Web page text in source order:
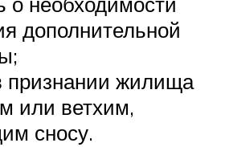
дополнительной
признании жилища
или ветхим,
сносу.